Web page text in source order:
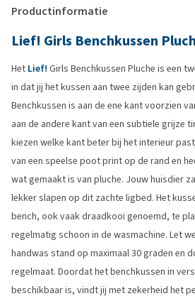
Productinformatie
Lief! Girls Benchkussen
Het Lief! Girls Benchkussen Pluche is een
in dat jij het kussen aan twee zijden kan
Benchkussen is aan de ene kant voorzien
aan de andere kant van een subtiele grijze
kiezen welke kant beter bij het interieur
van een speelse poot print op de rand en
wat gemaakt is van pluche. Jouw huisdier
lekker slapen op dit zachte ligbed. Het
bench, ook vaak draadkooi genoemd, te
regelmatig schoon in de wasmachine. Let
handwas stand op maximaal 30 graden en
regelmaat. Doordat het benchkussen in
beschikbaar is, vindt jij met zekerheid het